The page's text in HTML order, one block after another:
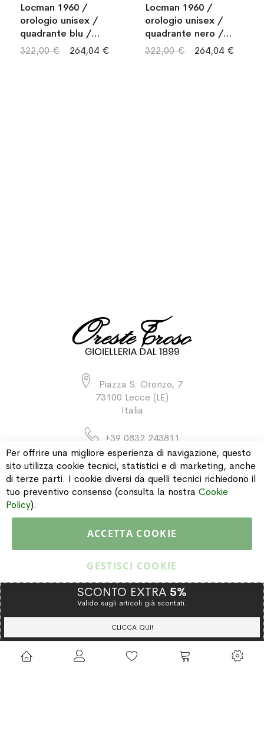
Locman 1960 /
orologio unisex /
quadrante blu /
cassa acciaio /
cinturino pelle blu
264,04 €
322,00 €
Locman 1960 /
orologio unisex /
quadrante nero /
cassa acciaio /
cinturino pelle nera
264,04 €
322,00 €
Piazza S. Oronzo, 7
73100 Lecce (LE)
Italia
+39 0832 243811
INFORMAZIONI
Copyright © 2015 Gioielleria Oreste Troso. All rights reserved. P. IVA
IT02064590751
Privacy Policy Cookie Policy
Per offrire una migliore esperienza di navigazione, questo
sito utilizza cookie tecnici, statistici e di marketing, anche
di terze parti. I cookie diversi da quelli tecnici richiedono il
tuo preventivo consenso (consulta la nostra Cookie
Policy).
ACCETTA COOKIE
GESTISCI COOKIE
SCONTO EXTRA 5%
Valido sugli articoli già scontati.
CLICCA QUI!